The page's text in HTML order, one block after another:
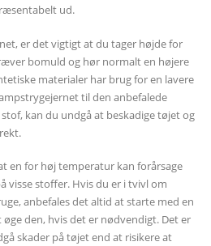
ud.
er det vigtigt at du tager højde for
bomuld og hør normalt en højere
materialer har brug for en lavere
til den anbefalede
kan du undgå at beskadige tøjet og
en for høj temperatur kan forårsage
stoffer. Hvis du er i tvivl om
anbefales det altid at starte med en
den, hvis det er nødvendigt. Det er
skader på tøjet end at risikere at